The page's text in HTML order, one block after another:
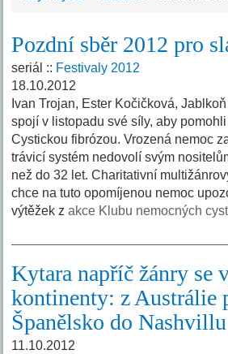
Pozdní sběr 2012 pro
seriál :: Festivaly 2012
18.10.2012
Ivan Trojan, Ester Kočičková,
spojí v listopadu své síly, aby
Cystickou fibrózou. Vrozená nemoc
trávicí systém nedovolí svým
než do 32 let. Charitativní
chce na tuto opomíjenou nemoc
výtěžek zakce Klubu nemocných
Kytara napříč žánry se
kontinenty: z Austrálie
Španělsko do Nashvillu
11.10.2012